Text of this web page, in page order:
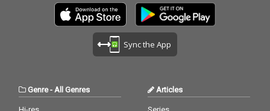
Sync the App
Genre- All Genres Articles